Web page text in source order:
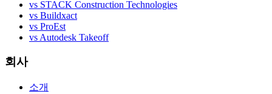
vs STACK Construction Technologies
vs Buildxact
vs ProEst
vs Autodesk Takeoff
회사
소개